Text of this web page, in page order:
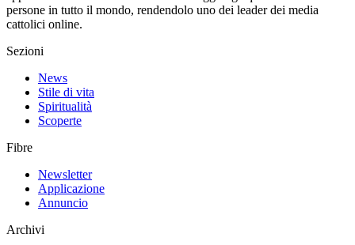
persone in tutto il mondo, rendendolo uno dei leader dei media
cattolici online.
Sezioni
News
Stile di vita
Spiritualità
Scoperte
Fibre
Newsletter
Applicazione
Annuncio
Archivi